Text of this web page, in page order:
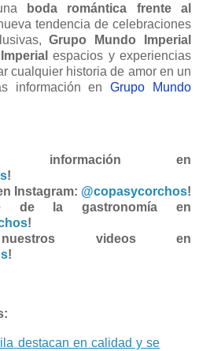
boda romántica frente al
tendencia de celebraciones
Grupo Mundo Imperial
espacios y experiencias
cualquier historia de amor en un
información enGrupo Mundo
información en
!
Instagram: @copasycorchos!
de la gastronomía en
!
videos en
!
destacan en calidad y se